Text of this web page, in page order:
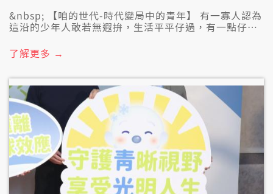
&nbsp; 【咱的世代-時代變局中的青年】 有一寡人認為
這沿的少年人敢若無遐拚，生活平平仔過，有一點仔歡
做食補，少年的顛倒是較要意自由自在的生活。到底是
因為世代價值觀的無仝，抑是時代的轉變予𪜶的選擇已
暗時7點半，咱做伙來看遮的出社會的少年人，𪜶無仝的
選擇！
了解更多 →